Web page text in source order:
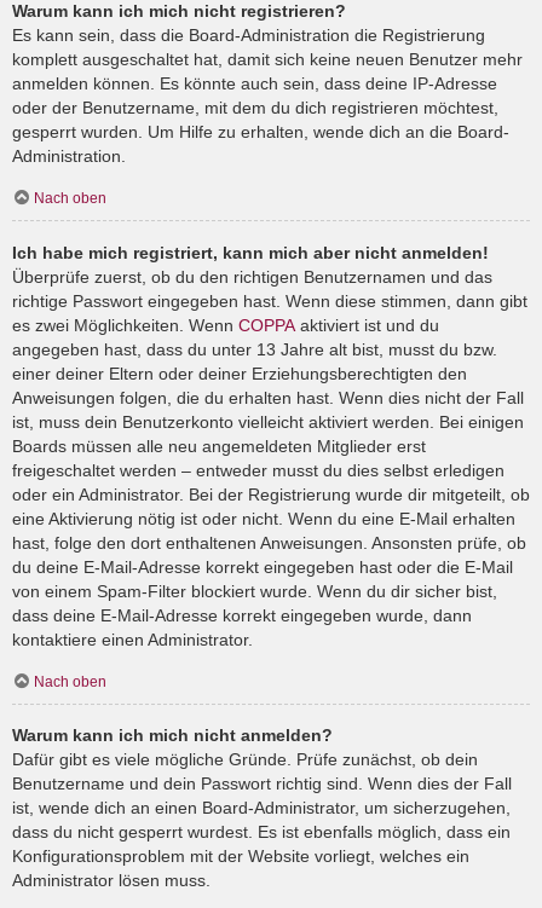
Warum kann ich mich nicht registrieren?
Es kann sein, dass die Board-Administration die Registrierung
komplett ausgeschaltet hat, damit sich keine neuen Benutzer mehr
anmelden können. Es könnte auch sein, dass deine IP-Adresse
oder der Benutzername, mit dem du dich registrieren möchtest,
gesperrt wurden. Um Hilfe zu erhalten, wende dich an die Board-
Administration.
Nach oben
Ich habe mich registriert, kann mich aber nicht anmelden!
Überprüfe zuerst, ob du den richtigen Benutzernamen und das
richtige Passwort eingegeben hast. Wenn diese stimmen, dann gibt
es zwei Möglichkeiten. Wenn COPPA aktiviert ist und du
angegeben hast, dass du unter 13 Jahre alt bist, musst du bzw.
einer deiner Eltern oder deiner Erziehungsberechtigten den
Anweisungen folgen, die du erhalten hast. Wenn dies nicht der Fall
ist, muss dein Benutzerkonto vielleicht aktiviert werden. Bei einigen
Boards müssen alle neu angemeldeten Mitglieder erst
freigeschaltet werden – entweder musst du dies selbst erledigen
oder ein Administrator. Bei der Registrierung wurde dir mitgeteilt, ob
eine Aktivierung nötig ist oder nicht. Wenn du eine E-Mail erhalten
hast, folge den dort enthaltenen Anweisungen. Ansonsten prüfe, ob
du deine E-Mail-Adresse korrekt eingegeben hast oder die E-Mail
von einem Spam-Filter blockiert wurde. Wenn du dir sicher bist,
dass deine E-Mail-Adresse korrekt eingegeben wurde, dann
kontaktiere einen Administrator.
Nach oben
Warum kann ich mich nicht anmelden?
Dafür gibt es viele mögliche Gründe. Prüfe zunächst, ob dein
Benutzername und dein Passwort richtig sind. Wenn dies der Fall
ist, wende dich an einen Board-Administrator, um sicherzugehen,
dass du nicht gesperrt wurdest. Es ist ebenfalls möglich, dass ein
Konfigurationsproblem mit der Website vorliegt, welches ein
Administrator lösen muss.